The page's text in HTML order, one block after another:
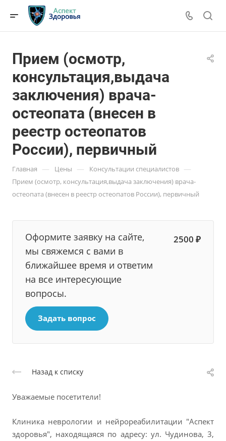
Прием (осмотр,
консультация,выдача
заключения) врача-
остеопата (внесен в
реестр остеопатов
России), первичный
Главная — Цены — Консультации специалистов —
Прием (осмотр, консультация,выдача заключения) врача-
остеопата (внесен в реестр остеопатов России), первичный
Оформите заявку на сайте,
мы свяжемся с вами в
ближайшее время и ответим
на все интересующие
вопросы.
2500 ₽
Задать вопрос
Назад к списку
Уважаемые посетители!
Клиника неврологии и нейрореабилитации "Аспект
здоровья", находящаяся по адресу: ул. Чудинова, 3,